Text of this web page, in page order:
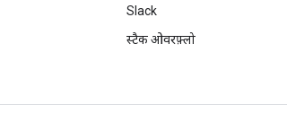
Slack
स्टैक ओवरफ़्लो